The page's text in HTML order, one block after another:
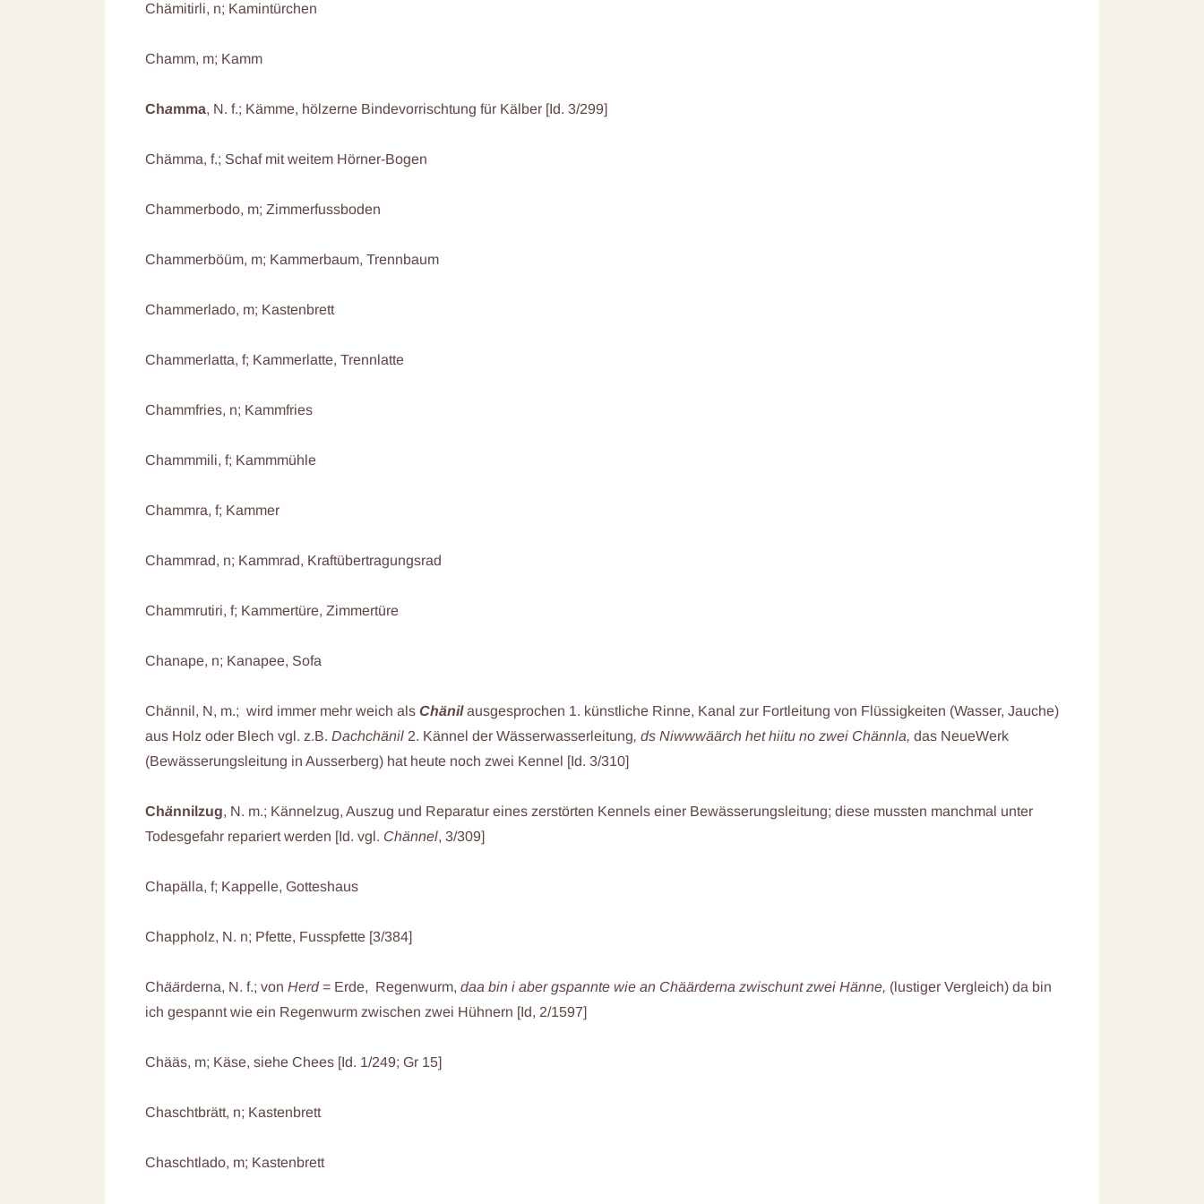
Chämitirli, n; Kamintürchen
Chamm, m; Kamm
Chamma, N. f.; Kämme, hölzerne Bindevorrischtung für Kälber [Id. 3/299]
Chämma, f.; Schaf mit weitem Hörner-Bogen
Chammerbodo, m; Zimmerfussboden
Chammerböüm, m; Kammerbaum, Trennbaum
Chammerlado, m; Kastenbrett
Chammerlatta, f; Kammerlatte, Trennlatte
Chammfries, n; Kammfries
Chammmili, f; Kammmühle
Chammra, f; Kammer
Chammrad, n; Kammrad, Kraftübertragungsrad
Chammrutiri, f; Kammertüre, Zimmertüre
Chanape, n; Kanapee, Sofa
Chännil, N, m.; wird immer mehr weich als Chänilausgesprochen 1. künstliche Rinne, Kanal zur Fortleitung von Flüssigkeiten (Wasser, Jauche)
aus Holz oder Blech vgl. z.B. Dachchänil 2. Kännel der Wässerwasserleitung, ds Niwwwäärch het hiitu no zwei Chännla, das NeueWerk
(Bewässerungsleitung in Ausserberg) hat heute noch zwei Kennel [Id. 3/310]
Chännilzug, N. m.; Kännelzug, Auszug und Reparatur eines zerstörten Kennels einer Bewässerungsleitung; diese mussten manchmal unter
Todesgefahr repariert werden [Id. vgl. Chännel, 3/309]
Chapälla, f; Kappelle, Gotteshaus
Chappholz, N. n; Pfette, Fusspfette [3/384]
Chäärderna, N. f.; von Herd= Erde, Regenwurm, daa bin i aber gspannte wie an Chäärderna zwischunt zwei Hänne, (lustiger Vergleich) da bin
ich gespannt wie ein Regenwurm zwischen zwei Hühnern [Id, 2/1597]
Chääs, m; Käse, siehe Chees [Id. 1/249; Gr 15]
Chaschtbrätt, n; Kastenbrett
Chaschtlado, m; Kastenbrett